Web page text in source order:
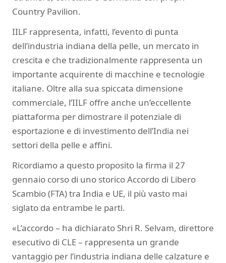
Country Pavilion.
IILF rappresenta, infatti, l’evento di punta
dell’industria indiana della pelle, un mercato in
crescita e che tradizionalmente rappresenta un
importante acquirente di macchine e tecnologie
italiane. Oltre alla sua spiccata dimensione
commerciale, l’IILF offre anche un’eccellente
piattaforma per dimostrare il potenziale di
esportazione e di investimento dell’India nei
settori della pelle e affini.
Ricordiamo a questo proposito la firma il 27
gennaio corso di uno storico Accordo di Libero
Scambio (FTA) tra India e UE, il più vasto mai
siglato da entrambe le parti.
«L’accordo – ha dichiarato Shri R. Selvam, direttore
esecutivo di CLE – rappresenta un grande
vantaggio per l’industria indiana delle calzature e